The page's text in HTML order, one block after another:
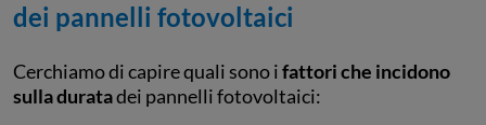
dei pannelli fotovoltaici
Cerchiamo di capire quali sono ifattori che incidono
sulla duratadei pannelli fotovoltaici: